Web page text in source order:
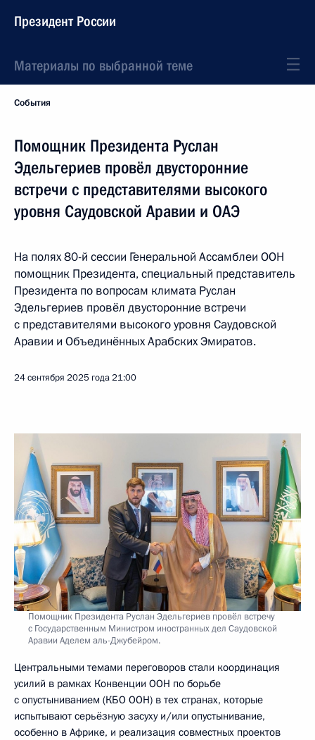
Президент России
Материалы по выбранной теме
События
Помощник Президента Руслан
Эдельгериев провёл двусторонние
встречи с представителями высокого
уровня Саудовской Аравии и ОАЭ
На полях 80-й сессии Генеральной Ассамблеи ООН
помощник Президента, специальный представитель
Президента по вопросам климата Руслан
Эдельгериев провёл двусторонние встречи
с представителями высокого уровня Саудовской
Аравии и Объединённых Арабских Эмиратов.
24 сентября 2025 года21:00
Помощник Президента Руслан Эдельгериев провёл встречу
с Государственным Министром иностранных дел Саудовской
Аравии Аделем аль-Джубейром.
Центральными темами переговоров стали координация
усилий в рамках Конвенции ООН по борьбе
с опустыниванием (КБО ООН) в тех странах, которые
испытывают серьёзную засуху и/или опустынивание,
особенно в Африке, и реализация совместных проектов